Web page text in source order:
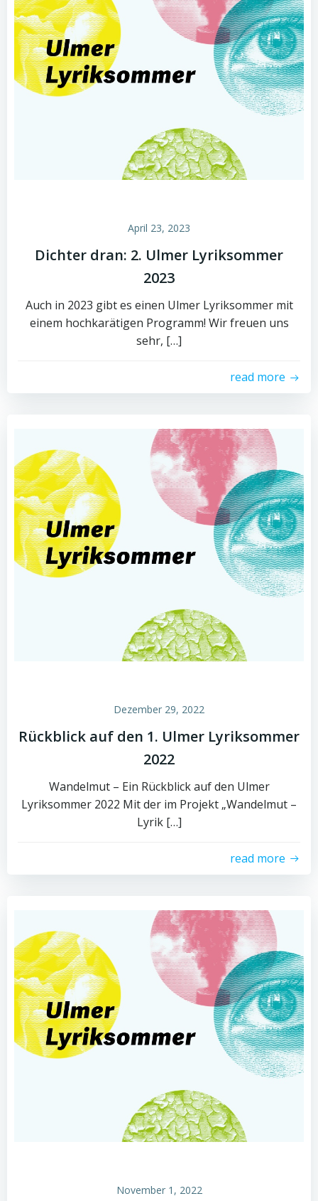
April 23, 2023
Dichter dran: 2. Ulmer Lyriksommer
2023
Auch in 2023 gibt es einen Ulmer Lyriksommer mit
einem hochkarätigen Programm! Wir freuen uns
sehr, […]
read more
Dezember 29, 2022
Rückblick auf den 1. Ulmer Lyriksommer
2022
Wandelmut – Ein Rückblick auf den Ulmer
Lyriksommer 2022 Mit der im Projekt „Wandelmut –
Lyrik […]
read more
November 1, 2022